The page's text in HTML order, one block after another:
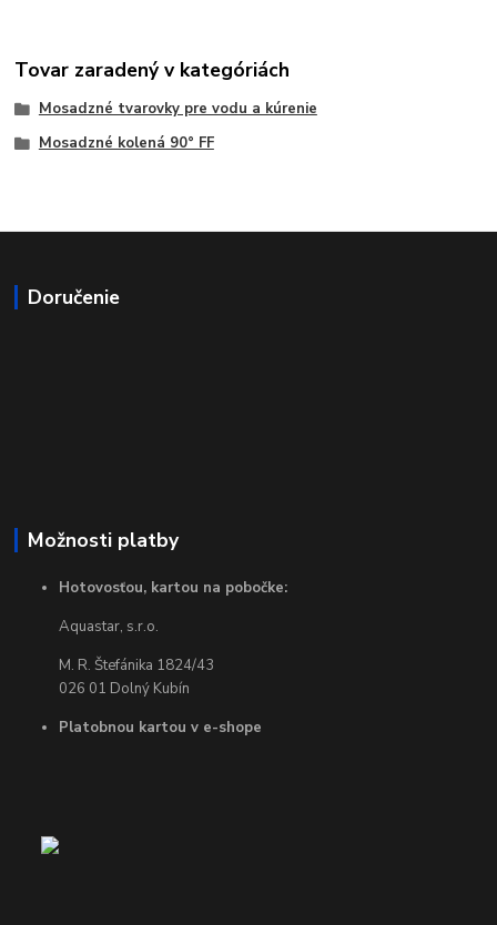
Tovar zaradený v kategóriách
Mosadzné tvarovky pre vodu a kúrenie
Mosadzné kolená 90° FF
Doručenie
Možnosti platby
Hotovosťou, kartou na pobočke:
Aquastar, s.r.o.
M. R. Štefánika 1824/43
026 01 Dolný Kubín
Platobnou kartou v e-shope